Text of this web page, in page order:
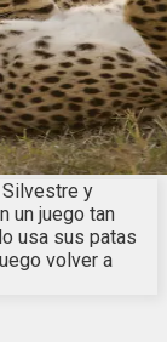
Silvestre y
un juego tan
usa sus patas
volver a